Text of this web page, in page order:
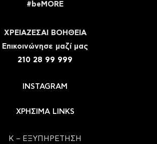
#beMORE
ΧΡΕΙΑΖΕΣΑΙ ΒΟΗΘΕΙΑ
Eπικοινώνησε μαζί μας
210 28 99 999
INSTAGRAM
ΧΡΗΣΙΜΑ LINKS
Κ – ΕΞΥΠΗΡΕΤΗΣΗ